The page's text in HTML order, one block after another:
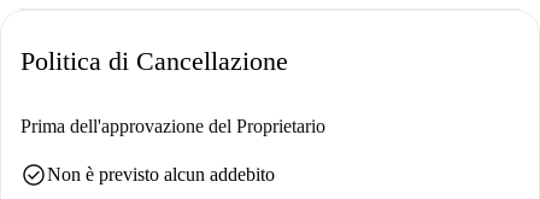
Politica di Cancellazione
Prima dell'approvazione del Proprietario
check_circleNon è previsto alcun addebito